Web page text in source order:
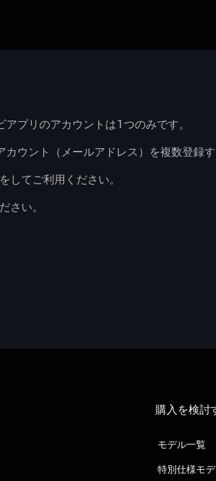
プリのアカウントは1つのみです。
ウント（メールアドレス）を複数登録す
してご利用ください。
さい。
購入を検討
モデル一覧
特別仕様モ